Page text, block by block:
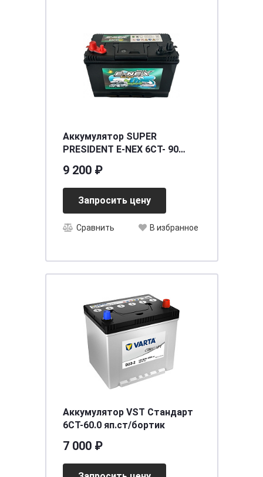
Аккумулятор SUPER
PRESIDENT E-NEX 6СТ- 90
разряда) [д302ш172в230/600]
[27]
9 200 ₽
Запросить цену
Сравнить В избранное
Аккумулятор VST Стандарт
6СТ-60.0 яп.ст/бортик
7 000 ₽